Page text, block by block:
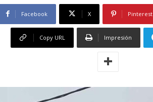
Facebook X Pinterest
Copy URL Impresión